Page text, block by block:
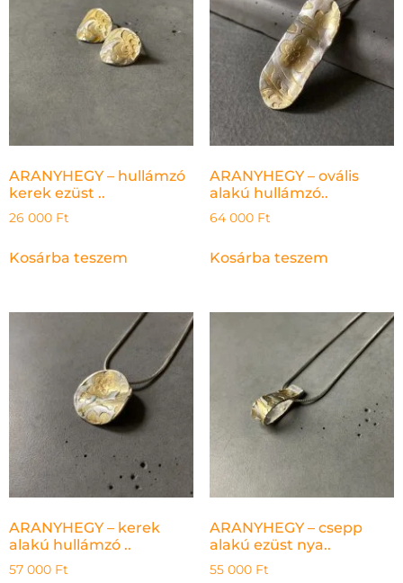
ARANYHEGY – hullámzó
kerek ezüst ..
26 000 Ft
Kosárba teszem
ARANYHEGY – ovális
alakú hullámzó..
64 000 Ft
Kosárba teszem
ARANYHEGY – kerek
alakú hullámzó ..
57 000 Ft
ARANYHEGY – csepp
alakú ezüst nya..
55 000 Ft